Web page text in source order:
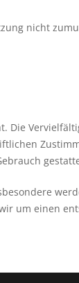
nicht
Die
um einen